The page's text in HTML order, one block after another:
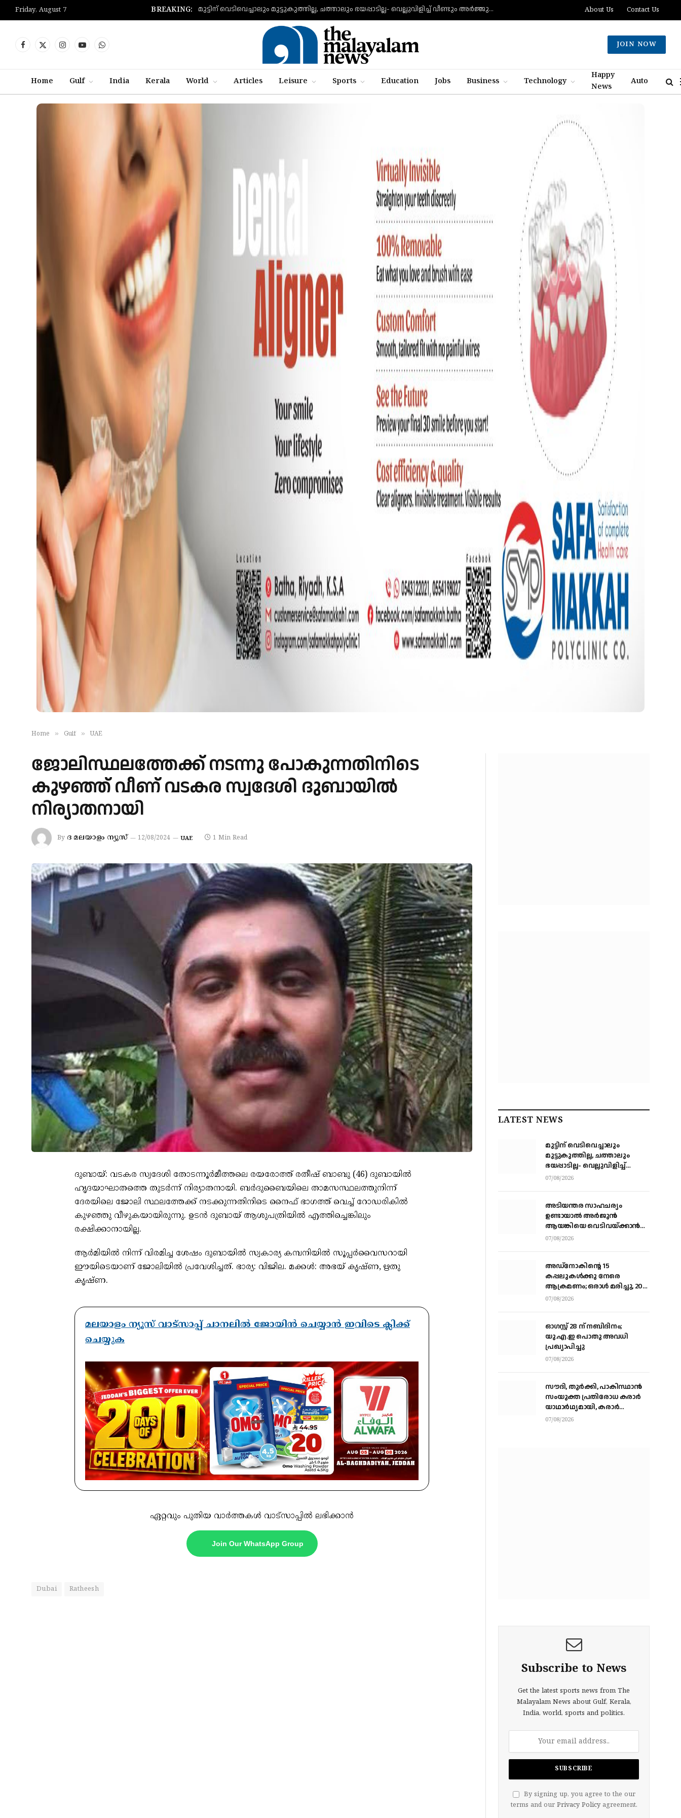
Friday, August 7 BREAKING: മുട്ടിന് വെടിവെച്ചാലും മുട്ടുകുത്തില്ല, ചത്താലും ഭയപ്പാടില്ല- വെല്ലുവിളിച്ച് വീണ്ടും അർജ്ജുൻ ആയങ്കി About Us Contact Us
Facebook
X
InstagramYouTubeWhatsApp
JOIN NOW
Home Gulf India Kerala World Articles Leisure Sports Education Jobs Business Technology
Happy
News
Auto
Home » Gulf » UAE
ജോലിസ്ഥലത്തേക്ക് നടന്നു പോകുന്നതിനിടെ
കുഴഞ്ഞ് വീണ് വടകര സ്വദേശി ദുബായിൽ
നിര്യാതനായി
By ദ മലയാളം ന്യൂസ് 12/08/2024 UAE 1 Min Read
ദുബായ്: വടകര സ്വദേശി തോടന്നൂർമീത്തലെ രയരോത്ത് രതീഷ് ബാബു (46) ദുബായിൽ
ഹൃദയാഘാതത്തെ തുടർന്ന് നിര്യാതനായി. ബര്‍ദുബൈയിലെ താമസസ്ഥലത്തുനിന്ന്
ദേരയിലെ ജോലി സ്ഥലത്തേക്ക് നടക്കുന്നതിനിടെ നൈഫ് ഭാഗത്ത് വെച്ച് റോഡരികിൽ
കുഴഞ്ഞു വീഴുകയായിരുന്നു. ഉടൻ ദുബായ് ആശുപത്രിയില്‍ എത്തിച്ചെങ്കിലും
രക്ഷിക്കാനായില്ല.
ആർമിയിൽ നിന്ന് വിരമിച്ച ശേഷം ദുബായിൽ സ്വകാര്യ കമ്പനിയിൽ സൂപ്പർവൈസറായി
ഈയിടെയാണ് ജോലിയിൽ പ്രവേശിച്ചത്. ഭാര്യ: വിജില. മക്കൾ: അഭയ് കൃഷ്ണ, ഋതു
കൃഷ്ണ.
മലയാളം ന്യൂസ് വാട്സാപ്പ് ചാനലിൽ ജോയിൻ ചെയ്യാൻ ഇവിടെ ക്ലിക്ക്
ചെയ്യുക
ഏറ്റവും പുതിയ വാർത്തകൾ വാട്സാപ്പിൽ ലഭിക്കാൻ
Join Our WhatsApp Group
Dubai Ratheesh
LATEST NEWS
മുട്ടിന് വെടിവെച്ചാലും
മുട്ടുകുത്തില്ല, ചത്താലും
ഭയപ്പാടില്ല- വെല്ലുവിളിച്ച്
വീണ്ടും അർജ്ജുൻ ആയങ്കി
07/08/2026
അടിയന്തര സാഹചര്യം
ഉണ്ടായാല്‍ അര്‍ജുന്‍
ആയങ്കിയെ വെടിവയ്ക്കാന്‍
നിര്‍ദേശം
07/08/2026
അഡ്നോകിന്റെ 15
കപ്പലുകള്‍ക്കു നേരെ
ആക്രമണം; ഒരാള്‍ മരിച്ചു, 20
പേര്‍ക്ക് പരിക്ക്
07/08/2026
ഓഗസ്റ്റ് 28 ന് നബിദിനം;
യു.എ.ഇ പൊതു അവധി
പ്രഖ്യാപിച്ചു
07/08/2026
സൗദി, തുര്‍ക്കി, പാകിസ്ഥാന്‍
സംയുക്ത പ്രതിരോധ കരാര്‍
യാഥാര്‍ഥ്യമായി, കരാര്‍
ഒപ്പുവെച്ചത് വിശുദ്ധ ഹറമിന്റെ
07/08/2026
Subscribe to News
Get the latest sports news from The
Malayalam News about Gulf, Kerala,
India, world, sports and politics.
By signing up, you agree to the our
terms and our Privacy Policyagreement.